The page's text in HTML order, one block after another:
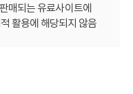
매되는 유료사이트에
활용에 해당되지 않음